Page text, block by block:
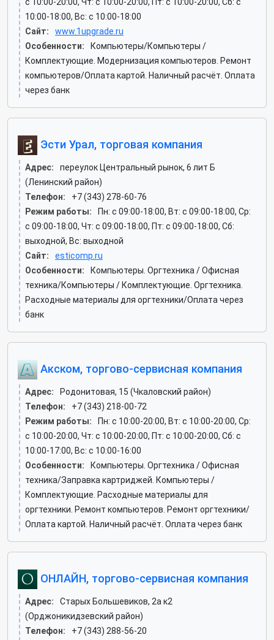
10:00-18:00, Вс: c 10:00-18:00
Сайт:
www.1upgrade.ru
Особенности:
Компьютеры/Компьютеры /
Комплектующие. Модернизация компьютеров. Ремонт
компьютеров/Оплата картой. Наличный расчёт. Оплата
через банк
Эсти Урал, торговая компания
Адрес:
переулок Центральный рынок, 6 лит Б
(Ленинский район)
Телефон:
+7 (343) 278-60-76
Режим работы:
Пн: c 09:00-18:00, Вт: c 09:00-18:00, Ср:
c 09:00-18:00, Чт: c 09:00-18:00, Пт: c 09:00-18:00, Сб:
выходной, Вс: выходной
Сайт:
esticomp.ru
Особенности:
Компьютеры. Оргтехника / Офисная
техника/Компьютеры / Комплектующие. Оргтехника.
Расходные материалы для оргтехники/Оплата через
банк
Акском, торгово-сервисная компания
Адрес:
Родонитовая, 15 (Чкаловский район)
Телефон:
+7 (343) 218-00-72
Режим работы:
Пн: c 10:00-20:00, Вт: c 10:00-20:00, Ср:
c 10:00-20:00, Чт: c 10:00-20:00, Пт: c 10:00-20:00, Сб: c
10:00-17:00, Вс: c 10:00-16:00
Особенности:
Компьютеры. Оргтехника / Офисная
техника/Заправка картриджей. Компьютеры /
Комплектующие. Расходные материалы для
оргтехники. Ремонт компьютеров. Ремонт оргтехники/
Оплата картой. Наличный расчёт. Оплата через банк
ОНЛАЙН, торгово-сервисная компания
Адрес:
Старых Большевиков, 2а к2
(Орджоникидзевский район)
Телефон:
+7 (343) 288-56-20